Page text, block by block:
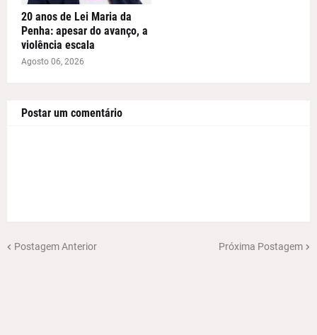
20 anos de Lei Maria da
Penha: apesar do avanço, a
violência escala
Agosto 06, 2026
Postar um comentário
Postagem Anterior Próxima Postagem